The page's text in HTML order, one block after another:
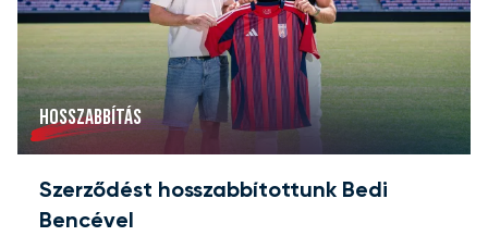
HOSSZABBÍTÁS
Szerződést hosszabbítottunk Bedi
Bencével